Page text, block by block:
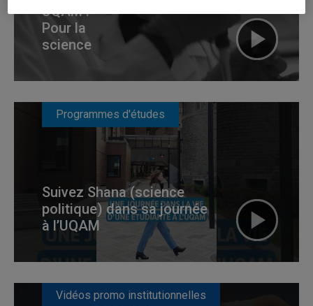
UQAM :
Pour la
science
Programmes d'études
Suivez Shana (science
politique) dans sa journée
à l’UQAM
Vidéos promo institutionnelles